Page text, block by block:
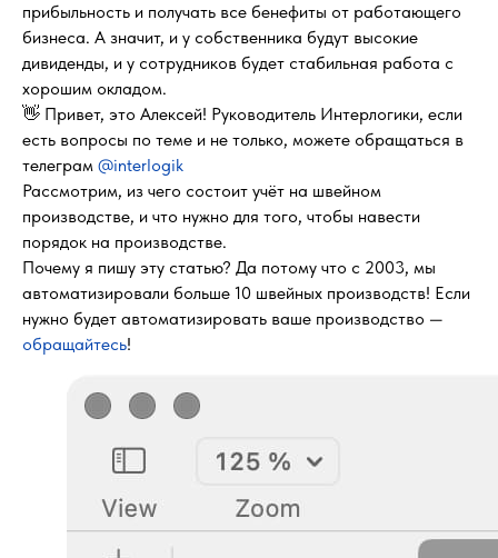
прибыльность и получать все бенефиты от работающего
бизнеса. А значит, и у собственника будут высокие
дивиденды, и у сотрудников будет стабильная работа с
хорошим окладом.
👋 Привет, это Алексей! Руководитель Интерлогики, если
есть вопросы по теме и не только, можете обращаться в
телеграм @interlogik
Рассмотрим, из чего состоит учёт на швейном
производстве, и что нужно для того, чтобы навести
порядок на производстве.
Почему я пишу эту статью? Да потому что с 2003, мы
автоматизировали больше 10 швейных производств! Если
нужно будет автоматизировать ваше производство —
обращайтесь!